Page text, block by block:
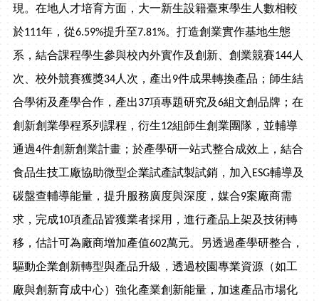
現。在地人才培育方面，大一新生設籍臺東學生人數相較
於111年，從6.59%提升至7.81%。打造創業實作基地生態
系，結合課程學生參與校內外實作及創新、創業競賽144人
次、校外競賽獲獎34人次，產出9件成果轉換產品；師生結
合學術及產學合作，產出37項專題研究及6組文創品牌；在
創新創業學程系列課程，衍生12組師生創業團隊，並輔導
通過4件創新創業計畫；於產學研一站式整合成效上，結合
食品生技工廠協助微型企業試產試製試銷，加入ESG輔導及
碳盤查輔導能量，提升服務廣度與深度，媒合9案廠商需
求，完成10項產品皆獲業者採用，進行產品上架及技術轉
移，估計可為廠商增加產值602萬元。另透過產學研整合，
驅動企業創新轉型與產品升級，透過校園專業資源（如工
廠與創新育成中心）強化產業創新能量，加速產品市場化